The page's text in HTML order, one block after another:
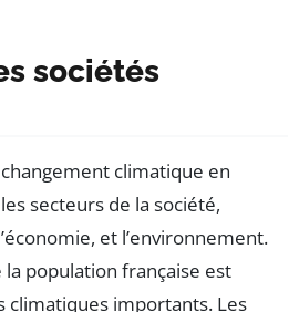
sociétés
climatique en
secteurs de la société,
et l’environnement.
la population française est
climatiques importants. Les